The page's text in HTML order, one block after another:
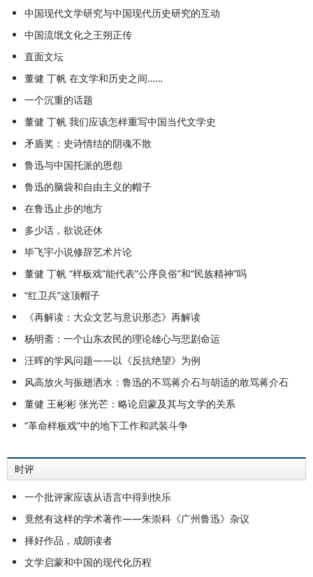
中国现代文学研究与中国现代历史研究的互动
中国流氓文化之王朔正传
直面文坛
董健 丁帆 在文学和历史之间……
一个沉重的话题
董健 丁帆 我们应该怎样重写中国当代文学史
矛盾奖：史诗情结的阴魂不散
鲁迅与中国托派的恩怨
鲁迅的脑袋和自由主义的帽子
在鲁迅止步的地方
多少话，欲说还休
毕飞宇小说修辞艺术片论
董健 丁帆 “样板戏”能代表“公序良俗”和“民族精神”吗
“红卫兵”这顶帽子
《再解读：大众文艺与意识形态》再解读
杨明斋：一个山东农民的理论雄心与悲剧命运
汪晖的学风问题——以《反抗绝望》为例
风高放火与振翅洒水：鲁迅的不骂蒋介石与胡适的敢骂蒋介石
董健 王彬彬 张光芒：略论启蒙及其与文学的关系
“革命样板戏”中的地下工作和武装斗争
时评
一个批评家应该从语言中得到快乐
竟然有这样的学术著作——朱崇科《广州鲁迅》杂议
择好作品，成朗读者
文学启蒙和中国的现代化历程